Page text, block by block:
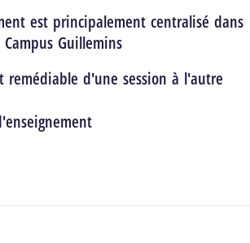
est principalement centralisé dans
Campus Guillemins
remédiable d'une session à l'autre